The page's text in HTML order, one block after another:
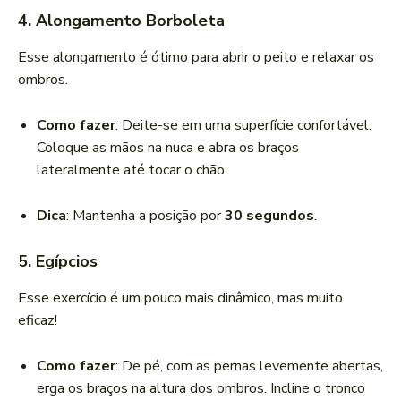
4. Alongamento Borboleta
Esse alongamento é ótimo para abrir o peito e relaxar os
ombros.
Como fazer: Deite-se em uma superfície confortável.
Coloque as mãos na nuca e abra os braços
lateralmente até tocar o chão.
Dica: Mantenha a posição por30 segundos.
5. Egípcios
Esse exercício é um pouco mais dinâmico, mas muito
eficaz!
Como fazer: De pé, com as pernas levemente abertas,
erga os braços na altura dos ombros. Incline o tronco